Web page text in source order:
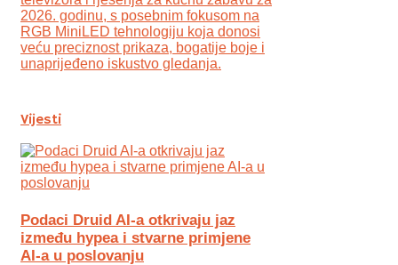
2026. godinu, s posebnim fokusom na
RGB MiniLED tehnologiju koja donosi
veću preciznost prikaza, bogatije boje i
unaprijeđeno iskustvo gledanja.
Vijesti
Podaci Druid AI-a otkrivaju jaz
između hypea i stvarne primjene
AI-a u poslovanju